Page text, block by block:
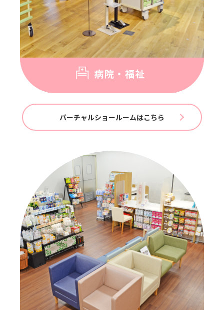
病院・福祉
バーチャルショールームはこちら